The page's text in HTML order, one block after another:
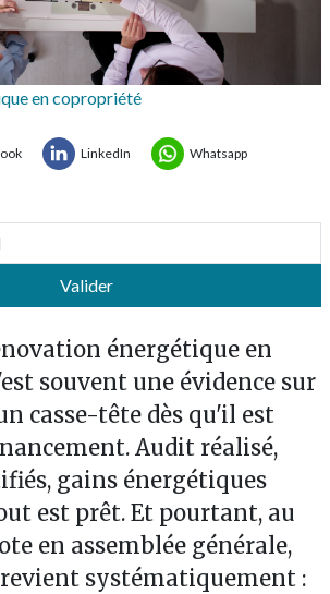
en copropriété
LinkedIn Whatsapp
Valider
énergétique en
souvent une évidence sur
casse-tête dès qu'il est
Audit réalisé,
gains énergétiques
est prêt. Et pourtant, au
en assemblée générale,
systématiquement :